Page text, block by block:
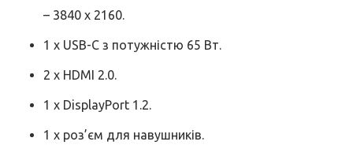
– 3840 x 2160.
1 x USB-C з потужністю 65 Вт.
2 x HDMI 2.0.
1 x DisplayPort 1.2.
1 x роз’єм для навушників.